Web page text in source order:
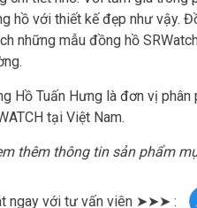
hồ với thiết kế đẹp như vậy.
những mẫu đồng hồ
Hồ Tuấn Hưng là đơn vị
tại Việt Nam.
thêm thông tin sản phẩm
ngay với tư vấn viên ➤➤➤ :